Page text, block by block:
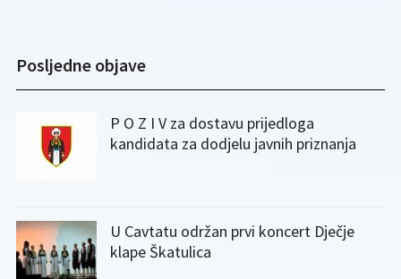
Posljedne objave
P O Z I V za dostavu prijedloga
kandidata za dodjelu javnih priznanja
U Cavtatu održan prvi koncert Dječje
klape Škatulica